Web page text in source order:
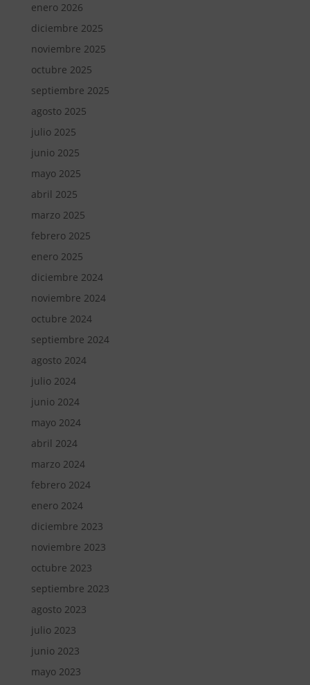
enero 2026
diciembre 2025
noviembre 2025
octubre 2025
septiembre 2025
agosto 2025
julio 2025
junio 2025
mayo 2025
abril 2025
marzo 2025
febrero 2025
enero 2025
diciembre 2024
noviembre 2024
octubre 2024
septiembre 2024
agosto 2024
julio 2024
junio 2024
mayo 2024
abril 2024
marzo 2024
febrero 2024
enero 2024
diciembre 2023
noviembre 2023
octubre 2023
septiembre 2023
agosto 2023
julio 2023
junio 2023
mayo 2023